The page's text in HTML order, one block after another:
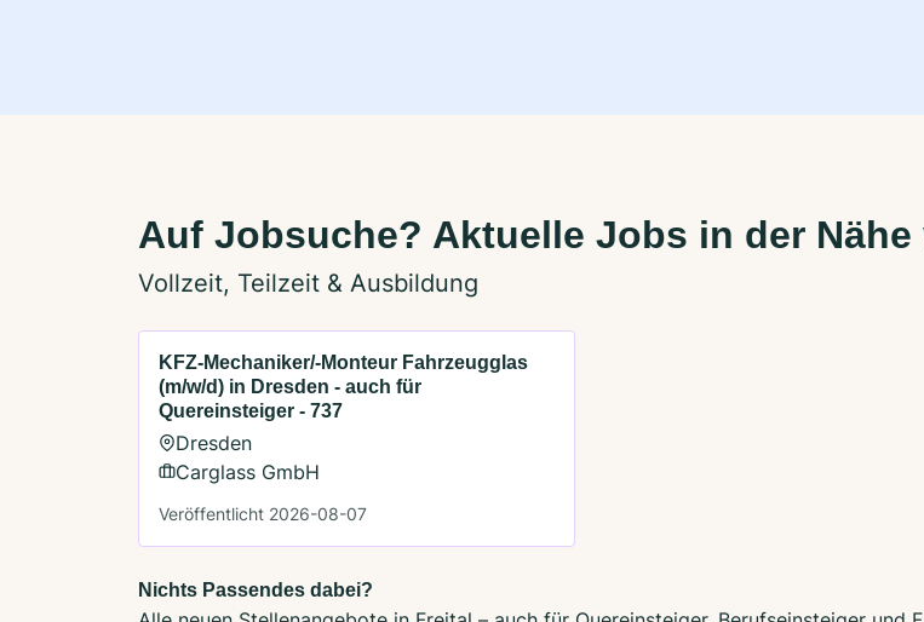
Auf Jobsuche? Aktuelle Jobs in der Nähe
Vollzeit, Teilzeit & Ausbildung
KFZ-Mechaniker/-Monteur Fahrzeugglas
(m/w/d) in Dresden - auch für
Quereinsteiger - 737
Dresden
Carglass GmbH
Veröffentlicht 2026-08-07
Nichts Passendes dabei?